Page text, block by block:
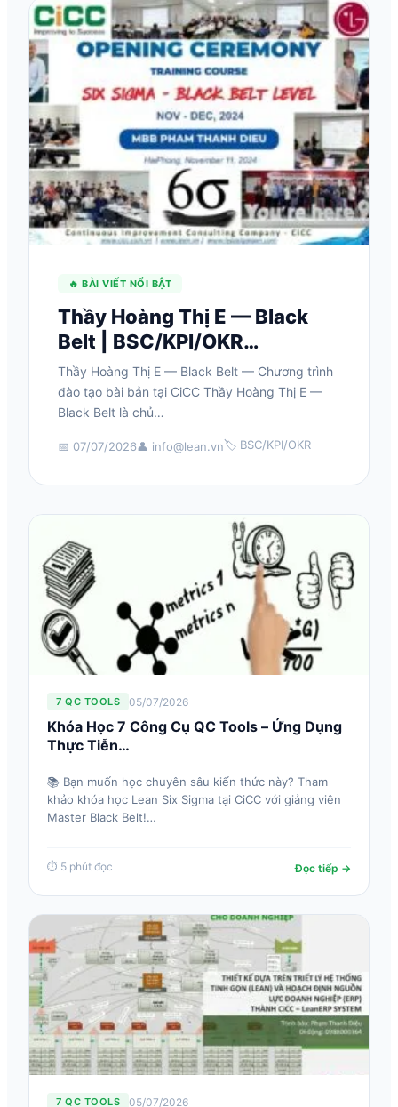
🔥 BÀI VIẾT NỔI BẬT
Thầy Hoàng Thị E — Black
Belt | BSC/KPI/OKR…
Thầy Hoàng Thị E — Black Belt — Chương trình
đào tạo bài bản tại CiCC Thầy Hoàng Thị E —
Black Belt là chủ…
📅 07/07/2026👤 info@lean.vn🏷️ BSC/KPI/OKR
7 QC TOOLS 05/07/2026
Khóa Học 7 Công Cụ QC Tools – Ứng Dụng
Thực Tiễn…
📚 Bạn muốn học chuyên sâu kiến thức này? Tham
khảo khóa học Lean Six Sigma tại CiCC với giảng viên
Master Black Belt!…
⏱ 5 phút đọc Đọc tiếp →
7 QC TOOLS 05/07/2026